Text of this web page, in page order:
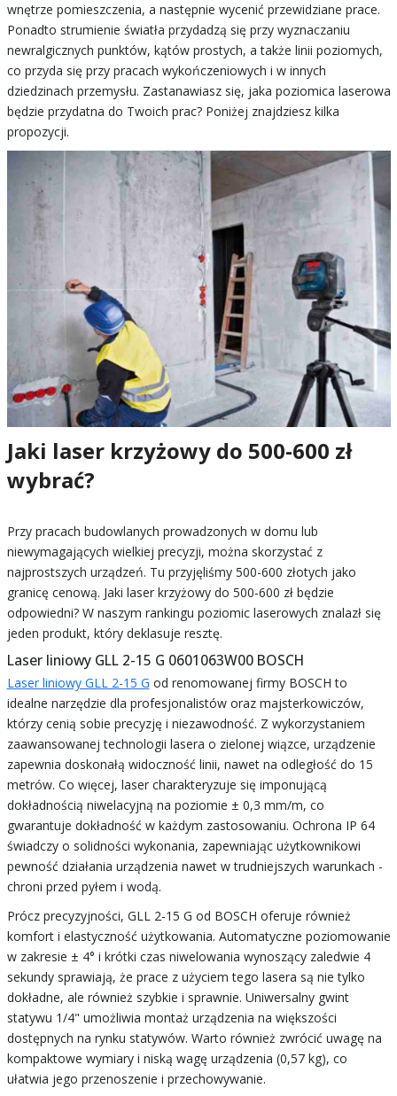
wnętrze pomieszczenia, a następnie wycenić przewidziane prace.
Ponadto strumienie światła przydadzą się przy wyznaczaniu
newralgicznych punktów, kątów prostych, a także linii poziomych,
co przyda się przy pracach wykończeniowych i w innych
dziedzinach przemysłu. Zastanawiasz się, jaka poziomica laserowa
będzie przydatna do Twoich prac? Poniżej znajdziesz kilka
propozycji.
Jaki laser krzyżowy do 500-600 zł
wybrać?
Przy pracach budowlanych prowadzonych w domu lub
niewymagających wielkiej precyzji, można skorzystać z
najprostszych urządzeń. Tu przyjęliśmy 500-600 złotych jako
granicę cenową. Jaki laser krzyżowy do 500-600 zł będzie
odpowiedni? W naszym rankingu poziomic laserowych znalazł się
jeden produkt, który deklasuje resztę.
Laser liniowy GLL 2-15 G 0601063W00 BOSCH
Laser liniowy GLL 2-15 G od renomowanej firmy BOSCH to
idealne narzędzie dla profesjonalistów oraz majsterkowiczów,
którzy cenią sobie precyzję i niezawodność. Z wykorzystaniem
zaawansowanej technologii lasera o zielonej wiązce, urządzenie
zapewnia doskonałą widoczność linii, nawet na odległość do 15
metrów. Co więcej, laser charakteryzuje się imponującą
dokładnością niwelacyjną na poziomie ± 0,3 mm/m, co
gwarantuje dokładność w każdym zastosowaniu. Ochrona IP 64
świadczy o solidności wykonania, zapewniając użytkownikowi
pewność działania urządzenia nawet w trudniejszych warunkach -
chroni przed pyłem i wodą.
Prócz precyzyjności, GLL 2-15 G od BOSCH oferuje również
komfort i elastyczność użytkowania. Automatyczne poziomowanie
w zakresie ± 4° i krótki czas niwelowania wynoszący zaledwie 4
sekundy sprawiają, że prace z użyciem tego lasera są nie tylko
dokładne, ale również szybkie i sprawnie. Uniwersalny gwint
statywu 1/4" umożliwia montaż urządzenia na większości
dostępnych na rynku statywów. Warto również zwrócić uwagę na
kompaktowe wymiary i niską wagę urządzenia (0,57 kg), co
ułatwia jego przenoszenie i przechowywanie.